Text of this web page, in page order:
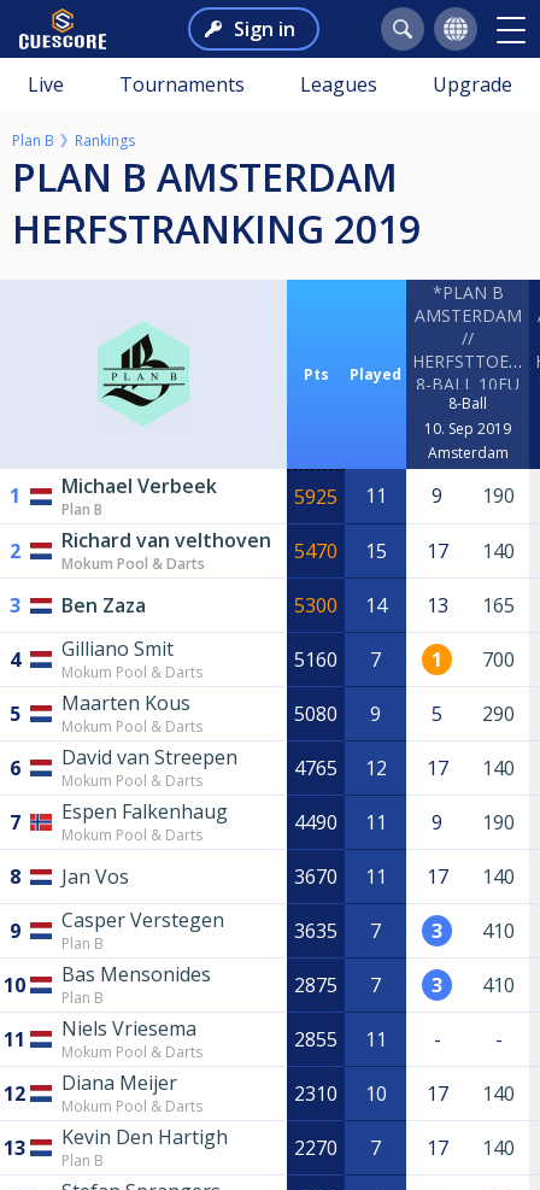
Sign in
Live Tournaments Leagues Upgrade
Plan B Rankings
PLAN B AMSTERDAM
HERFSTRANKING 2019
Pts Played
*PLAN B
AMSTERDAM
//
8-BALL 10EU
P.P.*
8-Ball
10. Sep 2019
Amsterdam
1 Michael Verbeek
Plan B 5925 11 9 190
2 Richard van velthoven
Mokum Pool & Darts 5470 15 17 140
3 Ben Zaza 5300 14 13 165
4 Gilliano Smit
Mokum Pool & Darts 5160 7 1 700
5 Maarten Kous
Mokum Pool & Darts 5080 9 5 290
6 David van Streepen
Mokum Pool & Darts 4765 12 17 140
7 Espen Falkenhaug
Mokum Pool & Darts 4490 11 9 190
8 Jan Vos 3670 11 17 140
9 Casper Verstegen
Plan B 3635 7 3 410
10 Bas Mensonides
Plan B 2875 7 3 410
11 Niels Vriesema
Mokum Pool & Darts 2855 11 - -
12 Diana Meijer
Mokum Pool & Darts 2310 10 17 140
13 Kevin Den Hartigh
Plan B 2270 7 17 140